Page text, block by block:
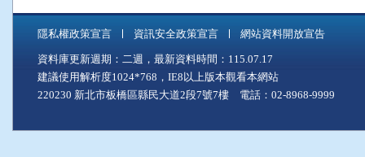
隱私權政策宣言 資訊安全政策宣言 網站資料開放宣告
資料庫更新週期：二週，最新資料時間：115.07.17
建議使用解析度1024*768，IE8以上版本觀看本網站
220230 新北市板橋區縣民大道2段7號7樓 電話：02-8968-9999